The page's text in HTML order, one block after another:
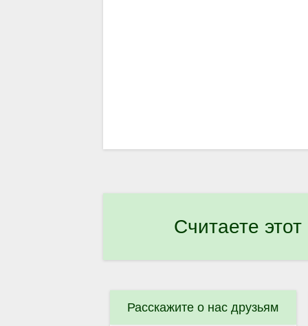
Считаете
Расскажите о нас друзьям